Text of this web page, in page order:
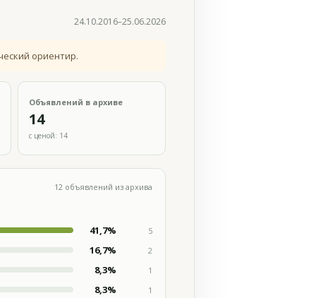
24.10.2016–25.06.2026
ориентир.
Объявлений в архиве
14
с ценой: 14
12 объявлений из архива
41,7%
5
16,7%
2
8,3%
1
8,3%
1